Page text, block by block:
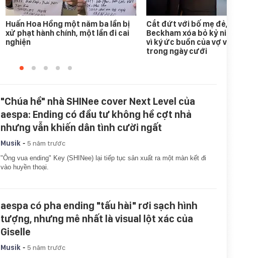
Huấn Hoa Hồng một năm ba lần bị
xử phạt hành chính, một lần đi cai
nghiện
Cắt đứt với bố mẹ đẻ, Brooklyn
Beckham xóa bỏ kỷ niệm ngày cưới
vì ký ức buồn của vợ với Victoria
trong ngày cưới
"Chúa hề" nhà SHINee cover Next Level của
aespa: Ending có đầu tư không hề cợt nhả
nhưng vẫn khiến dân tình cười ngất
Musik - 5 năm trước
"Ông vua ending" Key (SHINee) lại tiếp tục sản xuất ra một màn kết đi
vào huyền thoại.
aespa có pha ending "tấu hài" rơi sạch hình
tượng, nhưng mê nhất là visual lột xác của
Giselle
Musik - 5 năm trước